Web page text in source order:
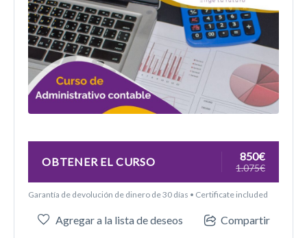
OBTENER EL CURSO 850€
1.075€
Garantía de devolución de dinero de 30 días • Certificate included
Agregar a la lista de deseos Compartir